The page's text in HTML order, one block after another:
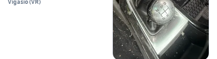
Vigasio(VR)